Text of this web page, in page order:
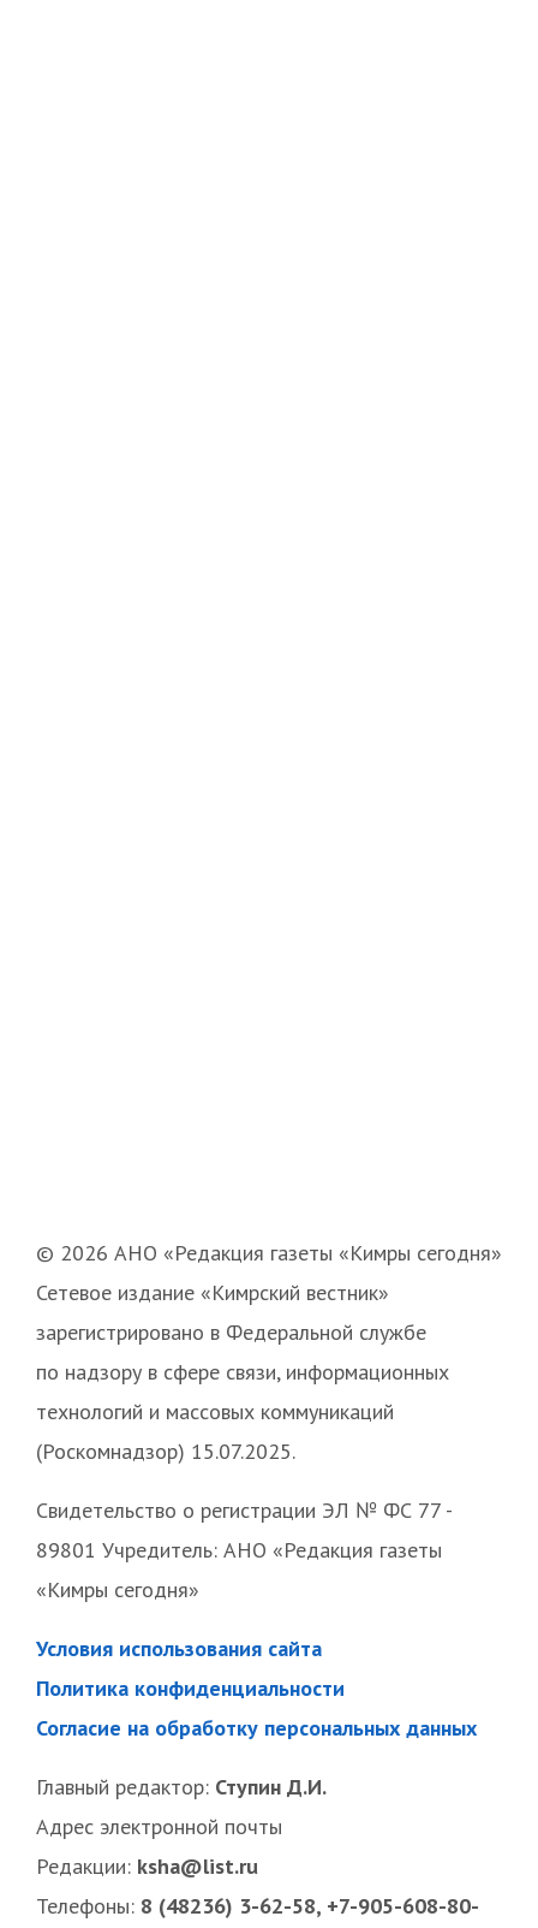
© 2026 АНО «Редакция газеты «Кимры сегодня»
Сетевое издание «Кимрский вестник»
зарегистрировано в Федеральной службе
по надзору в сфере связи, информационных
технологий и массовых коммуникаций
(Роскомнадзор) 15.07.2025.
Свидетельство о регистрации ЭЛ № ФС 77 -
89801 Учредитель: АНО «Редакция газеты
«Кимры сегодня»
Условия использования сайта
Политика конфиденциальности
Согласие на обработку персональных данных
Главный редактор: Ступин Д.И.
Адрес электронной почты
Редакции: ksha@list.ru
Телефоны: 8 (48236) 3-62-58, +7-905-608-80-